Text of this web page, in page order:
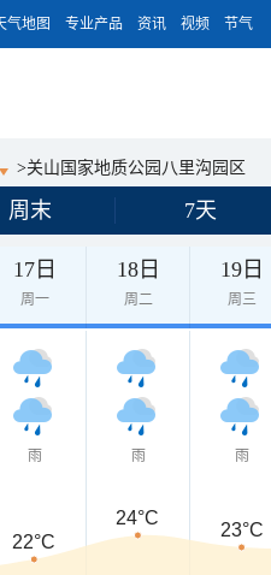
气地图 专业产品 资讯 视频 节气
>关山国家地质公园八里沟园区
周末 7天
17日
周一
18日
周二
19日
周三
雨 雨 雨
22°C
24°C
23°C